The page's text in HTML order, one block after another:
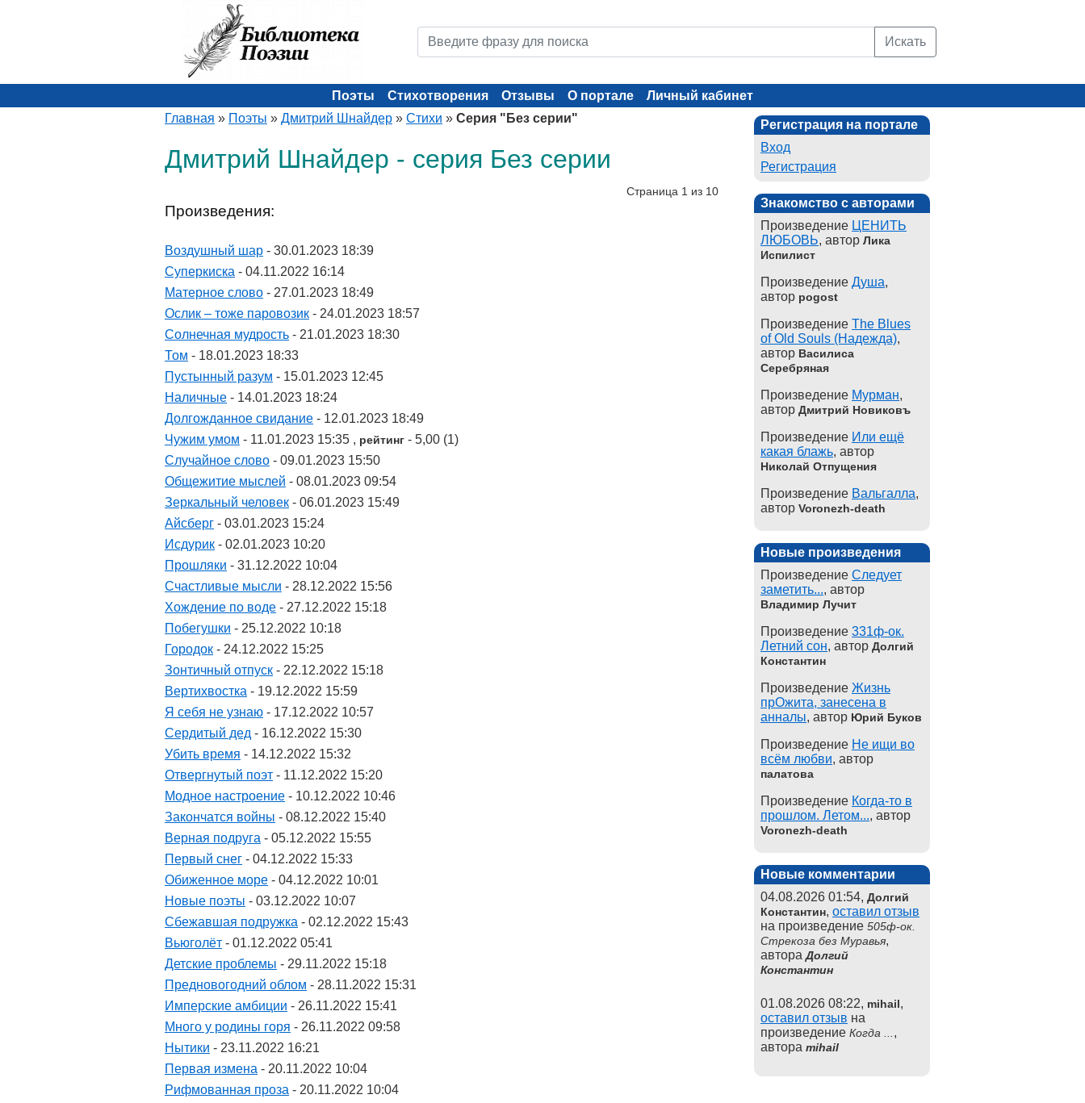
Искать
Поэты Стихотворения Отзывы О портале
Личный кабинет
Главная » Поэты » Дмитрий Шнайдер » Стихи » Серия "Без серии"
Дмитрий Шнайдер - серия Без серии
Страница 1 из 10
Произведения:
Воздушный шар - 30.01.2023 18:39
Суперкиска - 04.11.2022 16:14
Матерное слово - 27.01.2023 18:49
Ослик – тоже паровозик - 24.01.2023 18:57
Солнечная мудрость - 21.01.2023 18:30
Том - 18.01.2023 18:33
Пустынный разум - 15.01.2023 12:45
Наличные - 14.01.2023 18:24
Долгожданное свидание - 12.01.2023 18:49
Чужим умом - 11.01.2023 15:35 , рейтинг - 5,00 (1)
Случайное слово - 09.01.2023 15:50
Общежитие мыслей - 08.01.2023 09:54
Зеркальный человек - 06.01.2023 15:49
Айсберг - 03.01.2023 15:24
Исдурик - 02.01.2023 10:20
Прошляки - 31.12.2022 10:04
Счастливые мысли - 28.12.2022 15:56
Хождение по воде - 27.12.2022 15:18
Побегушки - 25.12.2022 10:18
Городок - 24.12.2022 15:25
Зонтичный отпуск - 22.12.2022 15:18
Вертихвостка - 19.12.2022 15:59
Я себя не узнаю - 17.12.2022 10:57
Сердитый дед - 16.12.2022 15:30
Убить время - 14.12.2022 15:32
Отвергнутый поэт - 11.12.2022 15:20
Модное настроение - 10.12.2022 10:46
Закончатся войны - 08.12.2022 15:40
Верная подруга - 05.12.2022 15:55
Первый снег - 04.12.2022 15:33
Обиженное море - 04.12.2022 10:01
Новые поэты - 03.12.2022 10:07
Сбежавшая подружка - 02.12.2022 15:43
Вьюголёт - 01.12.2022 05:41
Детские проблемы - 29.11.2022 15:18
Предновогодний облом - 28.11.2022 15:31
Имперские амбиции - 26.11.2022 15:41
Много у родины горя - 26.11.2022 09:58
Нытики - 23.11.2022 16:21
Первая измена - 20.11.2022 10:04
Рифмованная проза - 20.11.2022 10:04
Регистрация на портале
Вход
Регистрация
Знакомство с авторами
Произведение ЦЕНИТЬ
ЛЮБОВЬ, автор Лика
Испилист
Произведение Душа,
автор pogost
Произведение The Blues
of Old Souls (Надежда),
автор Василиса
Серебряная
Произведение Мурман,
автор Дмитрий Новиковъ
Произведение Или ещё
какая блажь, автор
Николай Отпущения
Произведение Вальгалла,
автор Voronezh-death
Новые произведения
Произведение Следует
заметить..., автор
Владимир Лучит
Произведение 331ф-ок.
Летний сон, автор Долгий
Константин
Произведение Жизнь
прОжита, занесена в
анналы, автор Юрий Буков
Произведение Не ищи во
всём любви, автор
палатова
Произведение Когда-то в
прошлом. Летом..., автор
Voronezh-death
Новые комментарии
04.08.2026 01:54, Долгий
Константин, оставил отзыв
на произведение 505ф-ок.
Стрекоза без Муравья,
автораДолгий
Константин
01.08.2026 08:22, mihail,
оставил отзыв на
произведение Когда ... ,
автора mihail